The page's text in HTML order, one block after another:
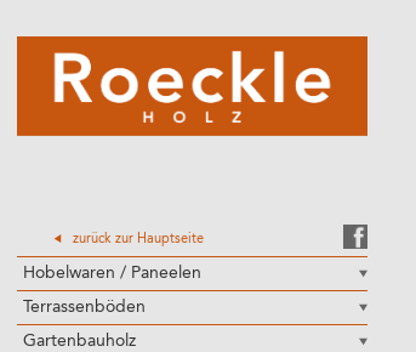
zurück zur Hauptseite
Hobelwaren / Paneelen
Terrassenböden
Gartenbauholz